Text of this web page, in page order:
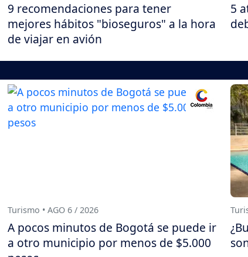
9 recomendaciones para tener
mejores hábitos "bioseguros" a la hora
de viajar en avión
5
Turismo • AGO 6 / 2026
A pocos minutos de Bogotá se puede ir
a otro municipio por menos de $5.000